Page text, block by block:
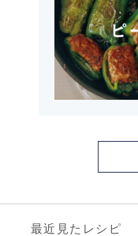
最近見たレシピ